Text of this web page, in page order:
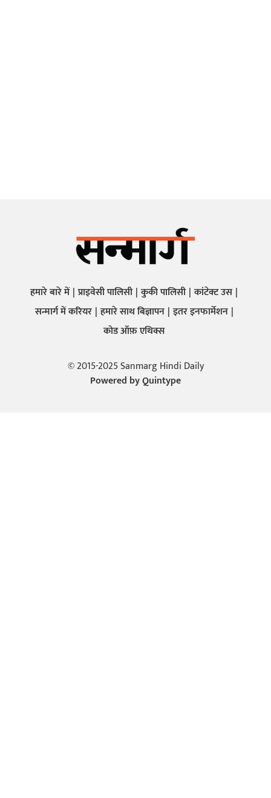
हमारे बारे में प्राइवेसी पालिसी कुकी पालिसी कांटेक्ट उस
सन्मार्ग में करियर हमारे साथ बिज्ञापन इतर इनफार्मेशन
कोड ऑफ़ एथिक्स
© 2015-2025 Sanmarg Hindi Daily
Powered byQuintype